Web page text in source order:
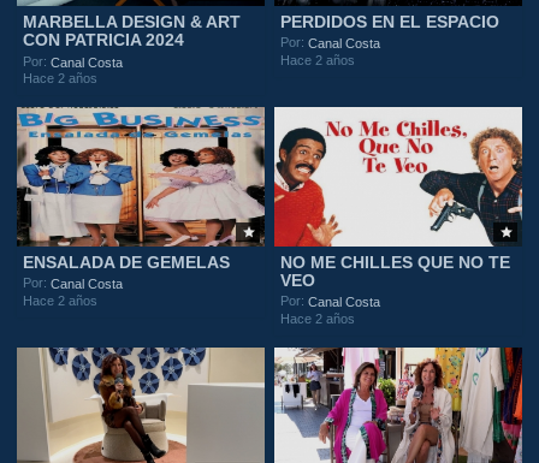
MARBELLA DESIGN & ART
CON PATRICIA 2024
Por:Canal Costa
Hace 2 años
PERDIDOS EN EL ESPACIO
Por:Canal Costa
Hace 2 años
ENSALADA DE GEMELAS
Por:Canal Costa
Hace 2 años
NO ME CHILLES QUE NO TE
VEO
Por:Canal Costa
Hace 2 años